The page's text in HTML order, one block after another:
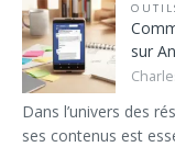
sur
Dans l’univers des
ses contenus est